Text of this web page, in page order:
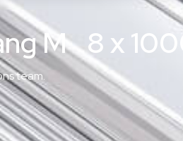
M 8 x
team.